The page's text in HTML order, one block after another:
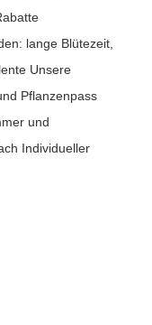
lange Blütezeit,
Unsere
Pflanzenpass
und
Individueller